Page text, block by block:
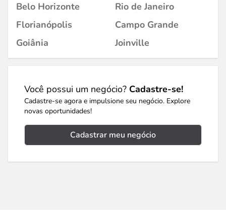
Belo Horizonte
Rio de Janeiro
Florianópolis
Campo Grande
Goiânia
Joinville
Você possui um negócio? Cadastre-se!
Cadastre-se agora e impulsione seu negócio. Explore
novas oportunidades!
Cadastrar meu negócio